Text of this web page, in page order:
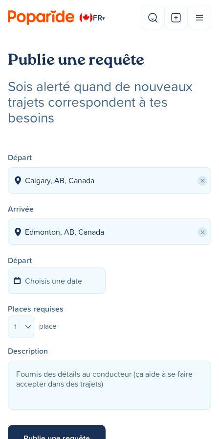
FR▾
Publie une requête
Sois alerté quand de nouveaux
trajets correspondent à tes
besoins
Départ
×
Arrivée
×
Départ
Places requises
1 place
Description